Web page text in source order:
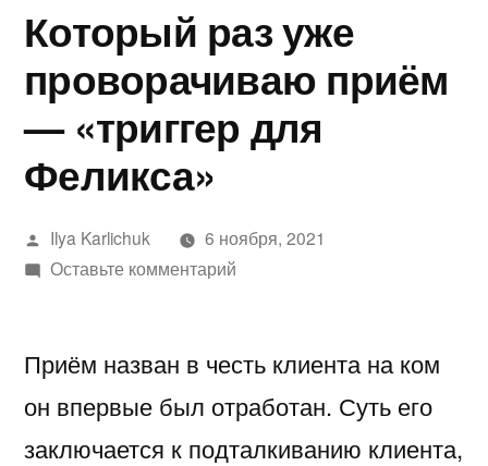
Который раз уже
проворачиваю приём
— «триггер для
Феликса»
Написано
автором
Ilya Karlichuk
6 ноября, 2021
Оставьте комментарийк
уже
приём
—
Приём назван в честь клиента на ком
он впервые был отработан. Суть его
заключается к подталкиванию клиента,